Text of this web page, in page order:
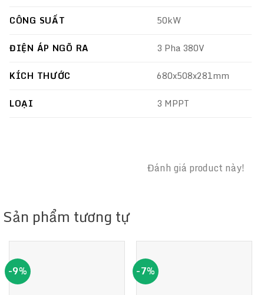
CÔNG SUẤT 50kW
ĐIỆN ÁP NGÕ RA 3 Pha 380V
KÍCH THƯỚC 680x508x281mm
LOẠI 3 MPPT
Đánh giá product này!
Sản phẩm tương tự
-9% -7%